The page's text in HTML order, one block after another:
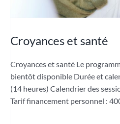
Croyances et santé
Croyances et santé Le
bientôt disponible Durée et
(14 heures) Calendrier des
Tarif financement personnel :